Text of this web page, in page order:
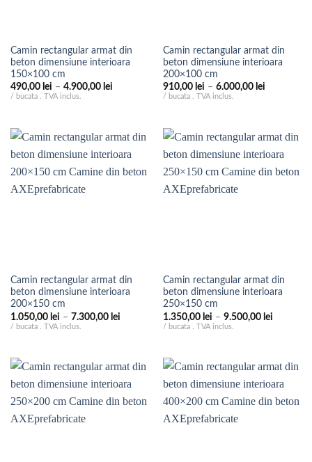
Camin rectangular armat din
beton dimensiune interioara
150×100 cm
490,00 lei – 4.900,00 leiInterval
4.900,00 lei
/ bucata . TVA inclus.
Camin rectangular armat din
beton dimensiune interioara
200×100 cm
910,00 lei – 6.000,00 leiInterval
6.000,00
/ bucata . TVA inclus.
Camin rectangular armat din
beton dimensiune interioara
200×150 cm
1.050,00 lei – 7.300,00 leiInterval
7.300,00 lei
/ bucata . TVA inclus.
Camin rectangular armat din
beton dimensiune interioara
250×150 cm
1.350,00 lei – 9.500,00 leiInterval
9.500,00
/ bucata . TVA inclus.